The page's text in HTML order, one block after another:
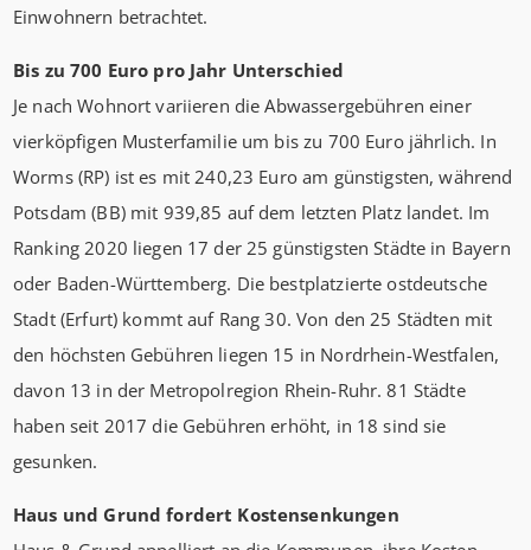
Einwohnern betrachtet.
Bis zu 700 Euro pro Jahr Unterschied
Je nach Wohnort variieren die Abwassergebühren einer
vierköpfigen Musterfamilie um bis zu 700 Euro jährlich. In
Worms (RP) ist es mit 240,23 Euro am günstigsten, während
Potsdam (BB) mit 939,85 auf dem letzten Platz landet. Im
Ranking 2020 liegen 17 der 25 günstigsten Städte in Bayern
oder Baden-Württemberg. Die bestplatzierte ostdeutsche
Stadt (Erfurt) kommt auf Rang 30. Von den 25 Städten mit
den höchsten Gebühren liegen 15 in Nordrhein-Westfalen,
davon 13 in der Metropolregion Rhein-Ruhr. 81 Städte
haben seit 2017 die Gebühren erhöht, in 18 sind sie
gesunken.
Haus und Grund fordert Kostensenkungen